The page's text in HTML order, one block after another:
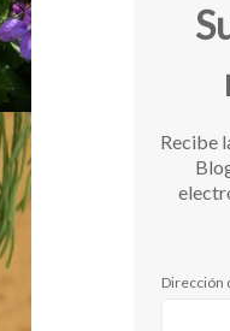
Recibe
Dirección